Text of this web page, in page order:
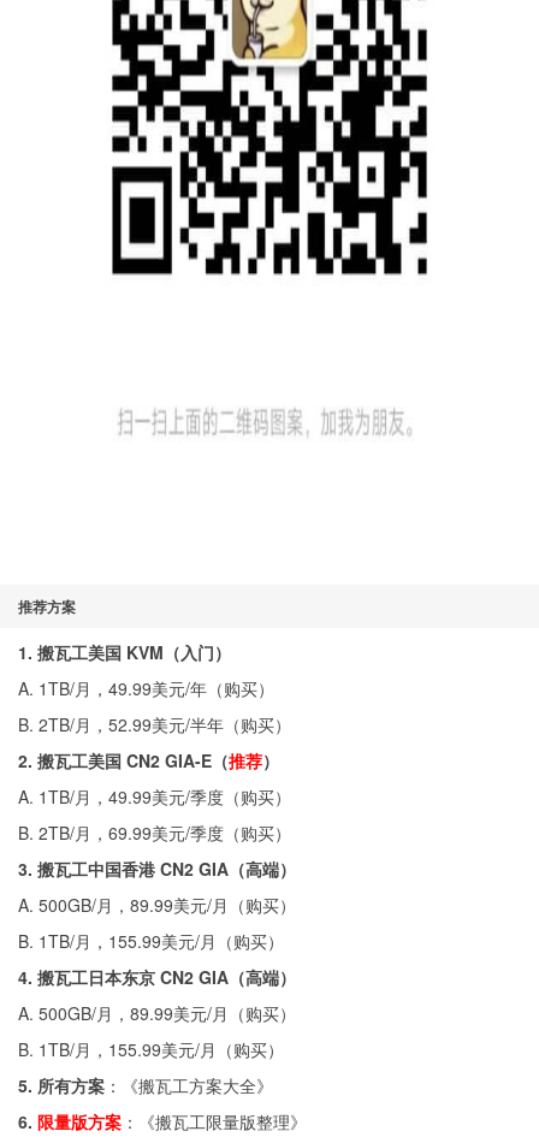
推荐方案
1. 搬瓦工美国 KVM（入门）
A. 1TB/月，49.99美元/年（购买）
B. 2TB/月，52.99美元/半年（购买）
2. 搬瓦工美国 CN2 GIA-E（推荐）
A. 1TB/月，49.99美元/季度（购买）
B. 2TB/月，69.99美元/季度（购买）
3. 搬瓦工中国香港 CN2 GIA（高端）
A. 500GB/月，89.99美元/月（购买）
B. 1TB/月，155.99美元/月（购买）
4. 搬瓦工日本东京 CN2 GIA（高端）
A. 500GB/月，89.99美元/月（购买）
B. 1TB/月，155.99美元/月（购买）
5. 所有方案 ：《搬瓦工方案大全》
6. 限量版方案 ：《搬瓦工限量版整理》